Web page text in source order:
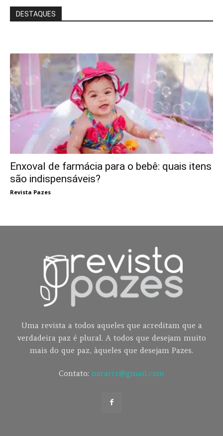
DESTAQUES
Enxoval de farmácia para o bebê: quais itens
são indispensáveis?
Revista Pazes
Uma revista a todos aqueles que acreditam que a
verdadeira paz é plural. A todos que desejam muito
mais do que paz, àqueles que desejam Pazes.
Contato: nararcr@gmail.com